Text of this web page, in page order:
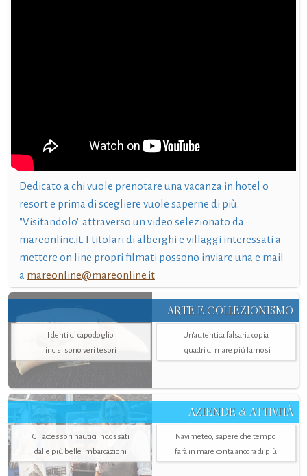
Dedicato a chi vuole prenotare una vacanza in hotel o
resort e prima di scegliere vuole saperne di più.
"Visitandolo" attraverso un video selezionato da
mareonline.it. I titolari di alberghi e villaggi interessati a
mettere on line propri filmati possono inviare una e mail
a mareonline@mareonline.it
ARTE E COLLEZIONISMO
I denti di capodoglio
incisi sono veri tesori
Un’autentica falsaria copia
i quadri di mare più famosi
AZIENDE & ATTIVITÀ
Gli accessori nautici indossati
dalle più belle imbarcazioni
Navimeteo, sapere che tempo
farà in mare conta ancora di più